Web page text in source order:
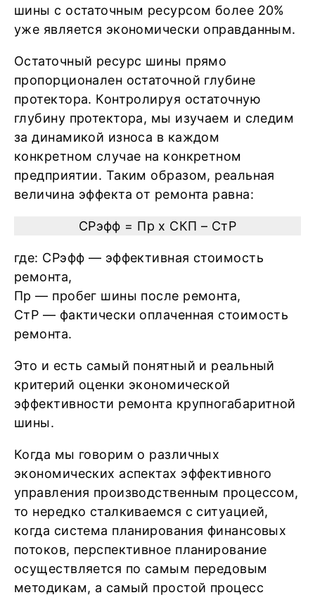
шины с остаточным ресурсом более 20%
уже является экономически оправданным.
Остаточный ресурс шины прямо
пропорционален остаточной глубине
протектора. Контролируя остаточную
глубину протектора, мы изучаем и следим
за динамикой износа в каждом
конкретном случае на конкретном
предприятии. Таким образом, реальная
величина эффекта от ремонта равна:
СРэфф = Пр х СКП – СтР
где: СРэфф — эффективная стоимость
ремонта,
Пр — пробег шины после ремонта,
СтР — фактически оплаченная стоимость
ремонта.
Это и есть самый понятный и реальный
критерий оценки экономической
эффективности ремонта крупногабаритной
шины.
Когда мы говорим о различных
экономических аспектах эффективного
управления производственным процессом,
то нередко сталкиваемся с ситуацией,
когда система планирования финансовых
потоков, перспективное планирование
осуществляется по самым передовым
методикам, а самый простой процесс